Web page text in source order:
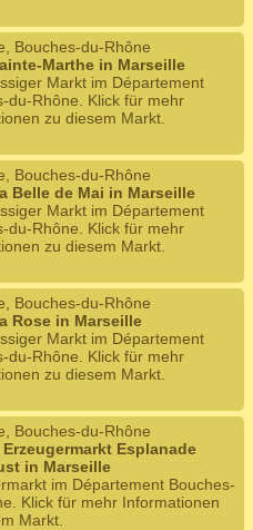
Bouches-du-Rhône
Marthe in Marseille
Markt im Département
du-Rhône. Klick für mehr
zu diesem Markt.
Bouches-du-Rhône
Belle de Mai in Marseille
Markt im Département
du-Rhône. Klick für mehr
zu diesem Markt.
Bouches-du-Rhône
Rose in Marseille
Markt im Département
du-Rhône. Klick für mehr
zu diesem Markt.
Bouches-du-Rhône
Esplanade
in Marseille
im Département Bouches-
Klick für mehr Informationen
Markt.